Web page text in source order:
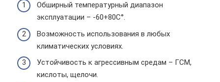
Обширный температурный диапазон
эксплуатации – -60+80C°.
Возможность использования в любых
климатических условиях.
Устойчивость к агрессивным средам – ГСМ,
кислоты, щелочи.